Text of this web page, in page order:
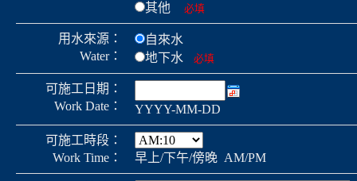
其他
必填
用水來源：
Water：
自來水
地下水
必填
可施工日期：
Work Date：
YYYY-MM-DD
可施工時段：
Work Time：
早上/下午/傍晚 AM/PM